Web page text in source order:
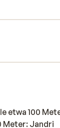
etwa 100
Meter: Jandri